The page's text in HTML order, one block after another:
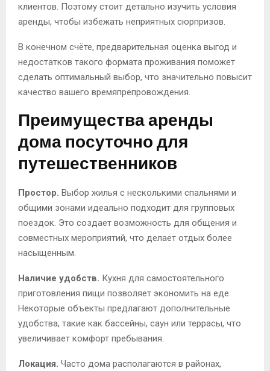
клиентов. Поэтому стоит детально изучить условия
аренды, чтобы избежать неприятных сюрпризов.
В конечном счёте, предварительная оценка выгод и
недостатков такого формата проживания поможет
сделать оптимальный выбор, что значительно повысит
качество вашего времяпрепровождения.
Преимущества аренды
дома посуточно для
путешественников
Простор. Выбор жилья с несколькими спальнями и
общими зонами идеально подходит для групповых
поездок. Это создает возможность для общения и
совместных мероприятий, что делает отдых более
насыщенным.
Наличие удобств. Кухня для самостоятельного
приготовления пищи позволяет экономить на еде.
Некоторые объекты предлагают дополнительные
удобства, такие как бассейны, саун или террасы, что
увеличивает комфорт пребывания.
Локация. Часто дома располагаются в районах,